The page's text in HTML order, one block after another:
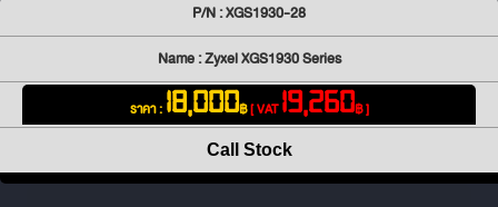
P/N : XGS1930-28
Name : Zyxel XGS1930 Series
ราคา : 18,000฿[ VAT19,260฿ ]
Call Stock